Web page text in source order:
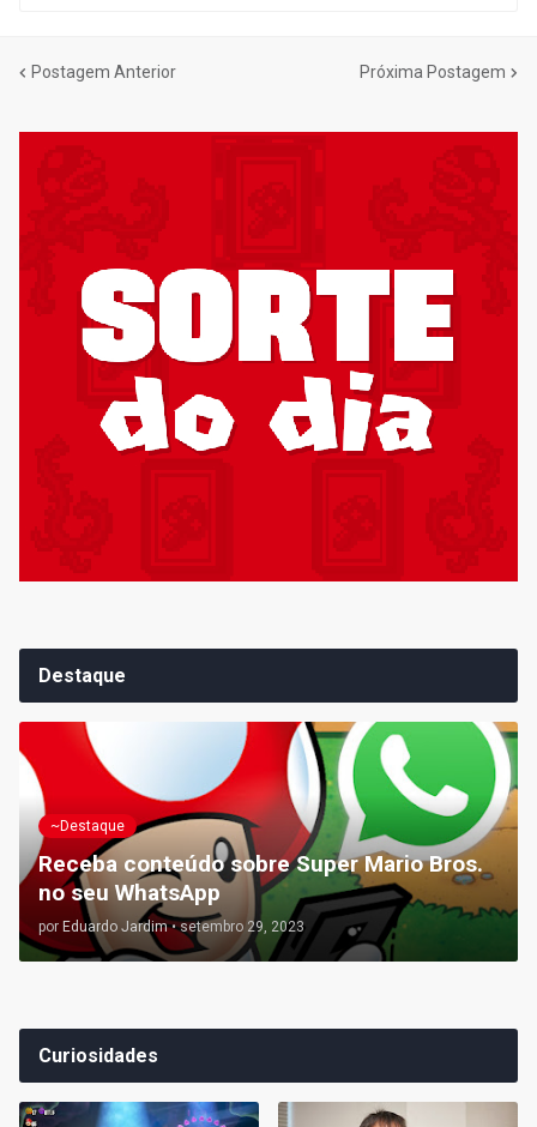
Postagem Anterior Próxima Postagem
Destaque
~Destaque
Receba conteúdo sobre Super Mario Bros.
no seu WhatsApp
por Eduardo Jardim • setembro 29, 2023
Curiosidades